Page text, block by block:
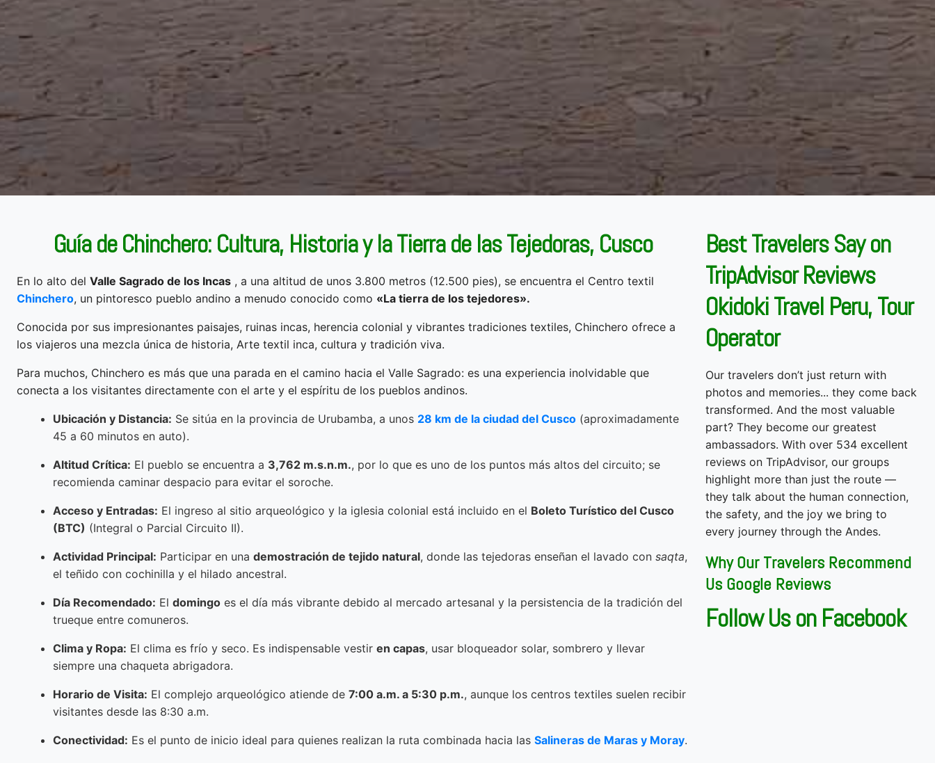
Guía de Chinchero: Cultura, Historia y la Tierra de las Tejedoras, Cusco
En lo alto del Valle Sagrado de los Incas , a una altitud de unos 3.800 metros (12.500 pies), se encuentra el Centro textil
Chinchero, un pintoresco pueblo andino a menudo conocido como «La tierra de los tejedores».
Conocida por sus impresionantes paisajes, ruinas incas, herencia colonial y vibrantes tradiciones textiles, Chinchero ofrece a
los viajeros una mezcla única de historia, Arte textil inca, cultura y tradición viva.
Para muchos, Chinchero es más que una parada en el camino hacia el Valle Sagrado: es una experiencia inolvidable que
conecta a los visitantes directamente con el arte y el espíritu de los pueblos andinos.
Ubicación y Distancia: Se sitúa en la provincia de Urubamba, a unos 28 km de la ciudad del Cusco (aproximadamente
45 a 60 minutos en auto).
Altitud Crítica: El pueblo se encuentra a 3,762 m.s.n.m., por lo que es uno de los puntos más altos del circuito; se
recomienda caminar despacio para evitar el soroche.
Acceso y Entradas: El ingreso al sitio arqueológico y la iglesia colonial está incluido en el Boleto Turístico del Cusco
(BTC) (Integral o Parcial Circuito II).
Actividad Principal: Participar en una demostración de tejido natural, donde las tejedoras enseñan el lavado con saqta,
el teñido con cochinilla y el hilado ancestral.
Día Recomendado: El domingo es el día más vibrante debido al mercado artesanal y la persistencia de la tradición del
trueque entre comuneros.
Clima y Ropa: El clima es frío y seco. Es indispensable vestir en capas, usar bloqueador solar, sombrero y llevar
siempre una chaqueta abrigadora.
Horario de Visita: El complejo arqueológico atiende de 7:00 a.m. a 5:30 p.m., aunque los centros textiles suelen recibir
visitantes desde las 8:30 a.m.
Conectividad: Es el punto de inicio ideal para quienes realizan la ruta combinada hacia las Salineras de Maras y Moray.
Best Travelers Say on
TripAdvisor Reviews
Okidoki Travel Peru, Tour
Operator
Our travelers don’t just return with
photos and memories... they come back
transformed. And the most valuable
part? They become our greatest
ambassadors. With over 534 excellent
reviews on TripAdvisor, our groups
highlight more than just the route —
they talk about the human connection,
the safety, and the joy we bring to
every journey through the Andes.
Why Our Travelers Recommend
Us Google Reviews
Follow Us on Facebook